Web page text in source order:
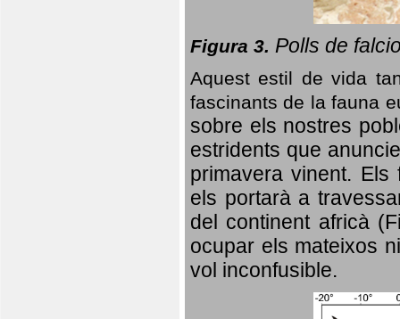
Figura 3. Polls de
Aquest estil de vida
fascinants de la fauna
sobre els nostres
estridents que
primavera vinent. Els
els portarà a
del continent africà
ocupar els mateixos
vol inconfusible.